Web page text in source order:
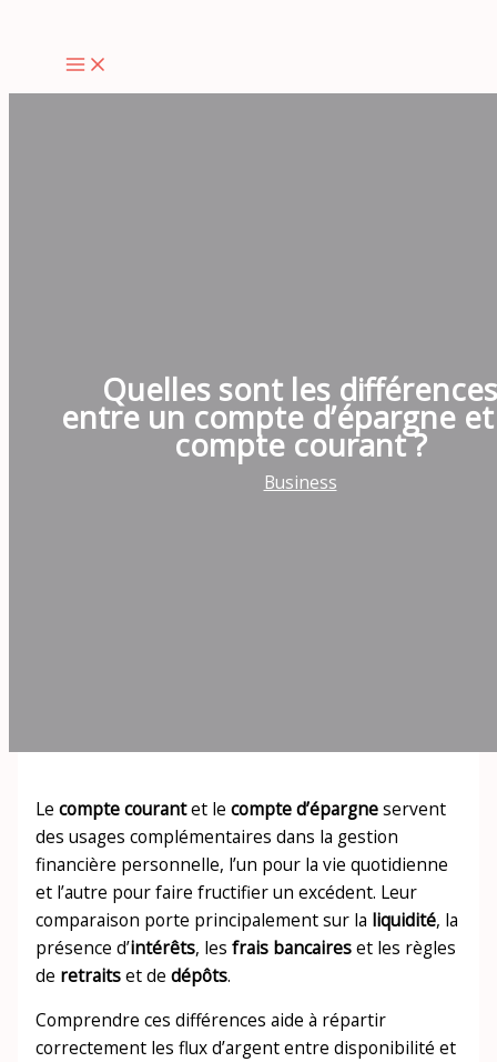
contenu
Quelles sont les différences
entre un compte d’épargne
compte courant ?
Business
Le compte courantet le compte d’épargneservent
des usages complémentaires dans la gestion
financière personnelle, l’un pour la vie quotidienne
et l’autre pour faire fructifier un excédent. Leur
comparaison porte principalement sur la liquidité, la
présence d’intérêts, les frais bancaireset les règles
de retraitset de dépôts.
Comprendre ces différences aide à répartir
correctement les flux d’argent entre disponibilité et